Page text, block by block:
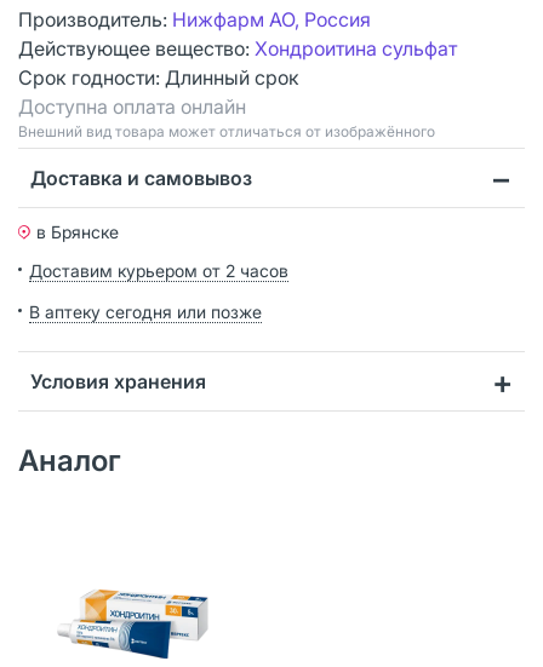
Производитель: Нижфарм АО, Россия
Действующее вещество: Хондроитина сульфат
Срок годности: Длинный срок
Доступна оплата онлайн
Bнешний вид товара может отличаться от изображённого
Доставка и самовывоз
в Брянске
Доставим курьером от 2 часов
В аптеку сегодня или позже
Условия хранения
Аналог